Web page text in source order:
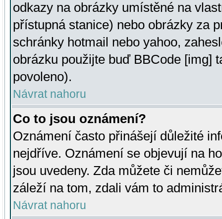
odkazy na obrázky umístěné na
přístupná stanice) nebo obrázky za
schránky hotmail nebo yahoo,
obrázku použijte buď BBCode [img]
povoleno).
Návrat nahoru
Co to jsou oznámení?
Oznámení často přinášejí důležité
nejdříve. Oznámení se objevují na
jsou uvedeny. Zda můžete či
záleží na tom, zdali vám to
Návrat nahoru